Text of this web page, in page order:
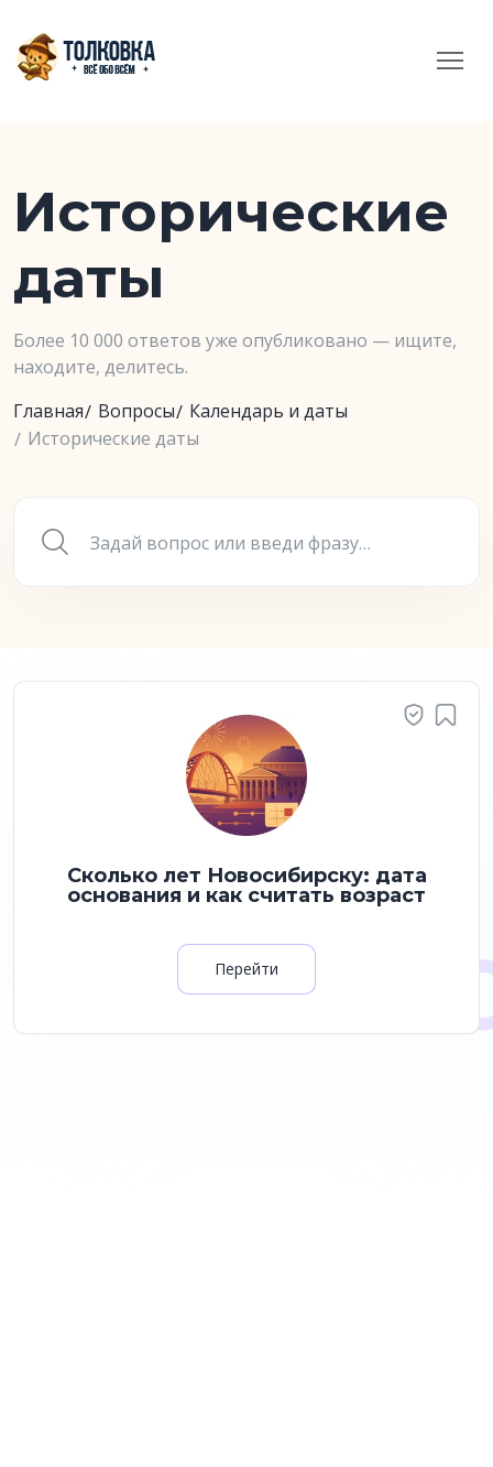
Исторические
даты
Более 10 000 ответов уже опубликовано — ищите,
находите, делитесь.
Главная
Вопросы
Календарь и даты
Исторические даты
Сколько лет Новосибирску: дата
основания и как считать возраст
Перейти